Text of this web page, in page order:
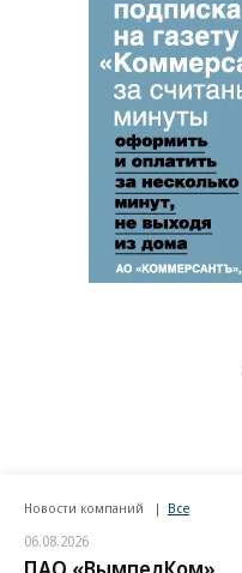
Новости компаний Все
06.08.2026